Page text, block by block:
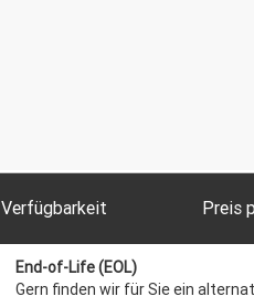
Verfügbarkeit Preis
End-of-Life (EOL)
Gern finden wir für Sie ein